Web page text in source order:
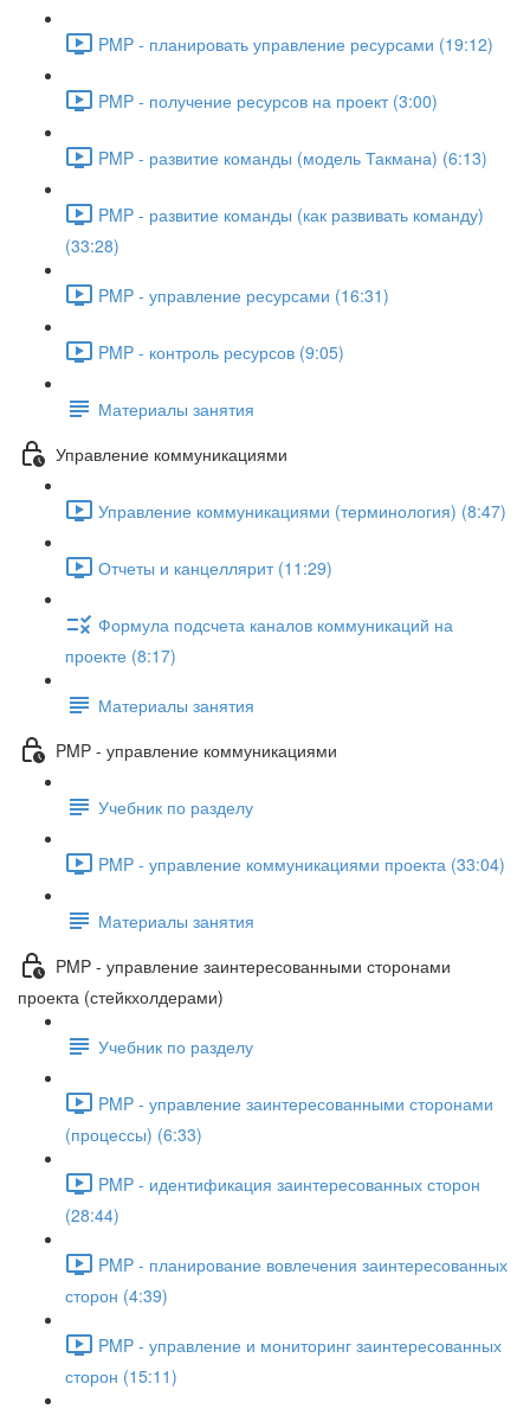
PMP - планировать управление ресурсами (19:12)
PMP - получение ресурсов на проект (3:00)
PMP - развитие команды (модель Такмана) (6:13)
PMP - развитие команды (как развивать команду)
(33:28)
PMP - управление ресурсами (16:31)
PMP - контроль ресурсов (9:05)
Материалы занятия
Управление коммуникациями
Управление коммуникациями (терминология) (8:47)
Отчеты и канцеллярит (11:29)
Формула подсчета каналов коммуникаций на
проекте (8:17)
Материалы занятия
PMP - управление коммуникациями
Учебник по разделу
PMP - управление коммуникациями проекта (33:04)
Материалы занятия
PMP - управление заинтересованными сторонами
проекта (стейкхолдерами)
Учебник по разделу
PMP - управление заинтересованными сторонами
(процессы) (6:33)
PMP - идентификация заинтересованных сторон
(28:44)
PMP - планирование вовлечения заинтересованных
сторон (4:39)
PMP - управление и мониторинг заинтересованных
сторон (15:11)